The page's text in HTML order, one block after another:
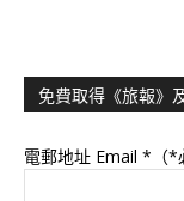
免費取得《旅報》
電郵地址 Email *（*